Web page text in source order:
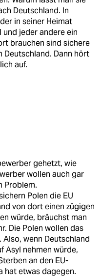
Deutschland. In
in seiner Heimat
jeder andere ein
brauchen sind sichere
Deutschland. Dann hört
auf.
gehetzt, wie
wollen auch gar
Problem.
Polen die EU
von dort einen zügigen
würde, bräuchst man
Die Polen wollen das
wenn Deutschland
Asyl nehmen würde,
an den EU-
hat etwas dagegen.